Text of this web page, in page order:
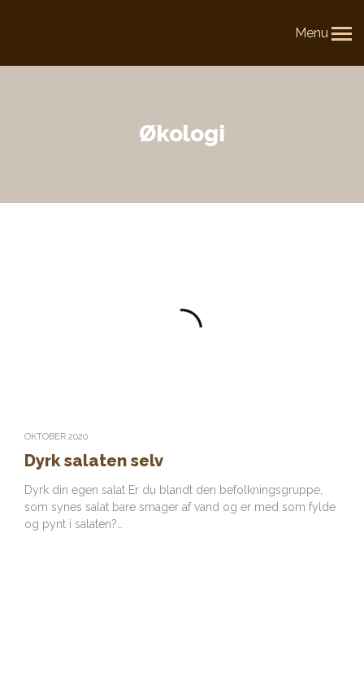
Menu
Økologi
OKTOBER 2020
Dyrk salaten selv
Dyrk din egen salat Er du blandt den befolkningsgruppe,
som synes salat bare smager af vand og er med som fylde
og pynt i salaten?…